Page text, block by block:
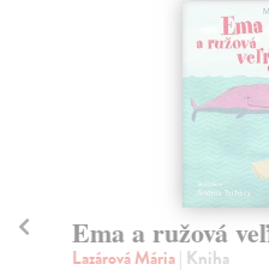
Ema a ružová
Lazárová Mária| Kniha